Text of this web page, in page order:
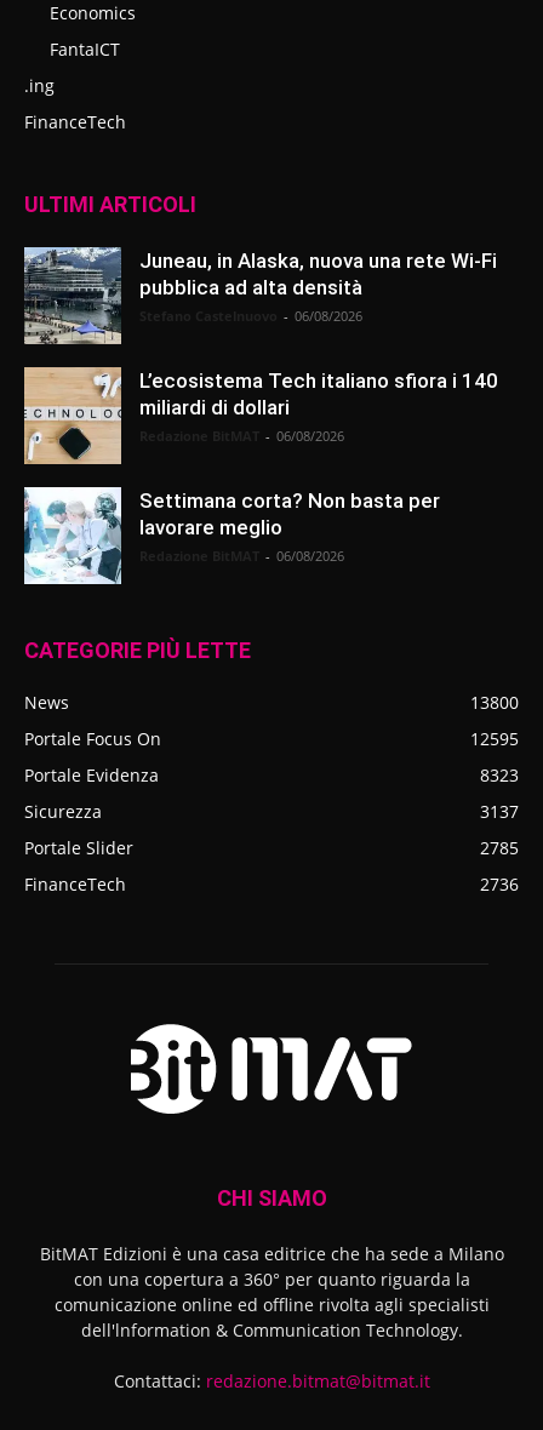
Economics
FantaICT
.ing
FinanceTech
ULTIMI ARTICOLI
Juneau, in Alaska, nuova una rete Wi-Fi
pubblica ad alta densità
- 06/08/2026
L’ecosistema Tech italiano sfiora i 140
miliardi di dollari
- 06/08/2026
Settimana corta? Non basta per
lavorare meglio
- 06/08/2026
CATEGORIE PIÙ LETTE
News
13800
Portale Focus On
12595
Portale Evidenza
8323
Sicurezza
3137
Portale Slider
2785
FinanceTech
2736
CHI SIAMO
BitMAT Edizioni è una casa editrice che ha sede a Milano
con una copertura a 360° per quanto riguarda la
comunicazione online ed offline rivolta agli specialisti
dell'lnformation & Communication Technology.
Contattaci: redazione.bitmat@bitmat.it